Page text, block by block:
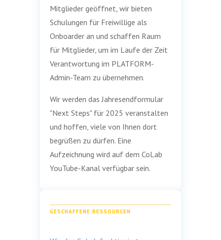
Mitglieder geöffnet, wir bieten
Schulungen für Freiwillige als
Onboarder an und schaffen Raum
für Mitglieder, um im Laufe der Zeit
Verantwortung im PLATFORM-
Admin-Team zu übernehmen.
Wir werden das Jahresendformular
"Next Steps" für 2025 veranstalten
und hoffen, viele von Ihnen dort
begrüßen zu dürfen. Eine
Aufzeichnung wird auf dem CoLab
YouTube-Kanal verfügbar sein.
GESCHAFFENE RESSOURCEN